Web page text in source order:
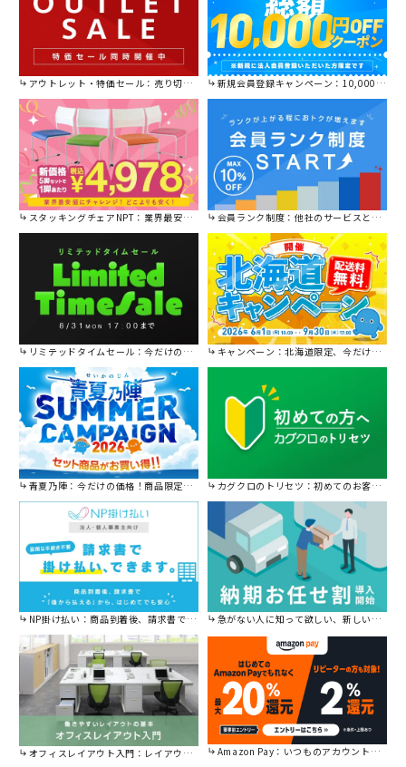
アウトレット・特価セール：売り切れ御免の特別価格！ 新規会員登録キャンペーン：10,000円OFFクーポン進呈中！
スタッキングチェアNPT：業界最安値に挑戦！ 会員ランク制度：他社のサービスと比較してください。
リミテッドタイムセール：今だけの限定セール。 キャンペーン：北海道限定、今だけ送料無料！
青夏乃陣：今だけの価格！商品限定セール開催中です。 カグクロのトリセツ：初めてのお客様はこちら。
NP掛け払い：商品到着後、請求書で後から払えます。 急がない人に知って欲しい、新しい割引を始めました。
オフィスレイアウト入門：レイアウトの基本をご紹介。 Amazon Pay：いつものアカウントで簡単に決済可能。